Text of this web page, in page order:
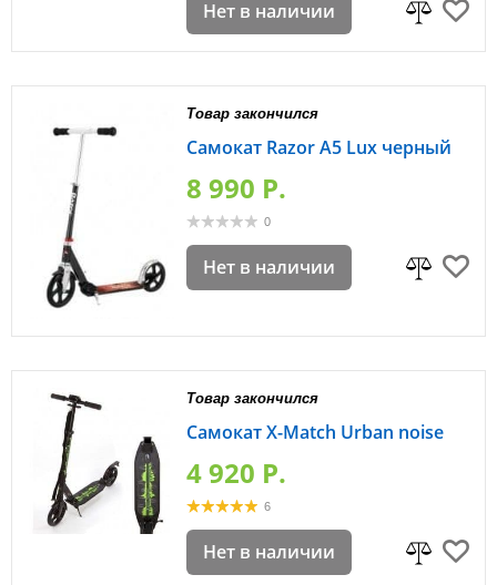
Нет в наличии
Товар закончился
Самокат Razor A5 Lux черный
8 990 P.
0
Нет в наличии
Товар закончился
Самокат X-Match Urban noise
4 920 P.
6
Нет в наличии